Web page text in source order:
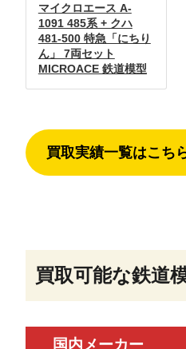
マイクロエース A-
1091 485系 + クハ
481-500 特急「にちり
ん」 7両セット
MICROACE 鉄道模型
買取実績一覧はこち
買取可能な鉄道
国内メーカー